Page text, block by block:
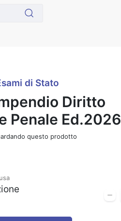
di Stato
Diritto
Penale Ed.2026
questo prodotto